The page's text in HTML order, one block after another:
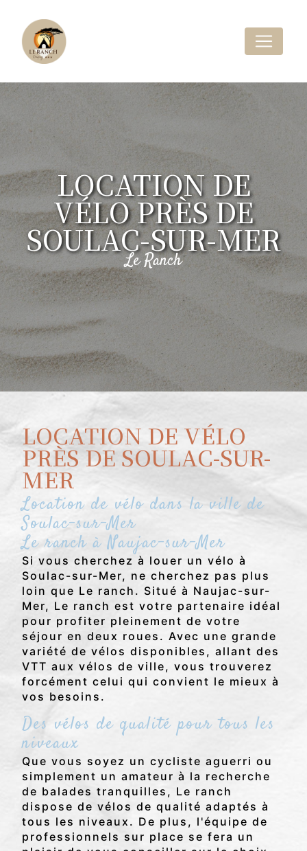
LOCATION DE
VÉLO PRÈS DE
SOULAC-SUR-MER
Le Ranch
LOCATION DE VÉLO
PRÈS DE SOULAC-SUR-
MER
Location de vélo dans la ville de
Soulac-sur-Mer
Le ranch à Naujac-sur-Mer
Si vous cherchez à louer un vélo à
Soulac-sur-Mer, ne cherchez pas plus
loin que Le ranch. Situé à Naujac-sur-
Mer, Le ranch est votre partenaire idéal
pour profiter pleinement de votre
séjour en deux roues. Avec une grande
variété de vélos disponibles, allant des
VTT aux vélos de ville, vous trouverez
forcément celui qui convient le mieux à
vos besoins.
Des vélos de qualité pour tous les
niveaux
Que vous soyez un cycliste aguerri ou
simplement un amateur à la recherche
de balades tranquilles, Le ranch
dispose de vélos de qualité adaptés à
tous les niveaux. De plus, l'équipe de
professionnels sur place se fera un